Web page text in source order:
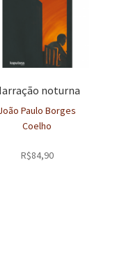
noturna
Paulo Borges
Coelho
R$84,90